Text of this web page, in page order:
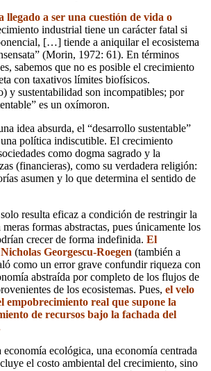
llegado a ser una cuestión de vida o
industrial tiene un carácter fatal si
[…] tiende a aniquilar el ecosistema
(Morin, 1972: 61). En términos
sabemos que no es posible el crecimiento
con taxativos límites biofísicos.
y sustentabilidad son incompatibles; por
es un oxímoron.
idea absurda, el “desarrollo sustentable”
política indiscutible. El crecimiento
como dogma sagrado y la
(financieras), como su verdadera religión:
asumen y lo que determina el sentido de
resulta eficaz a condición de restringir la
formas abstractas, pues únicamente los
crecer de forma indefinida. El
Georgescu-Roegen (también a
como un error grave confundir riqueza con
abstraída por completo de los flujos de
de los ecosistemas. Pues, el velo
empobrecimiento real que supone la
de recursos bajo la fachada del
ecológica, una economía centrada
el costo ambiental del crecimiento, sino